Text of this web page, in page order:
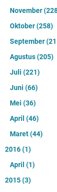
November
Oktober(258)
September
Agustus(205)
Juli (221)
Juni (66)
Mei (36)
April (46)
Maret(44)
2016(1)
April (1)
2015(3)